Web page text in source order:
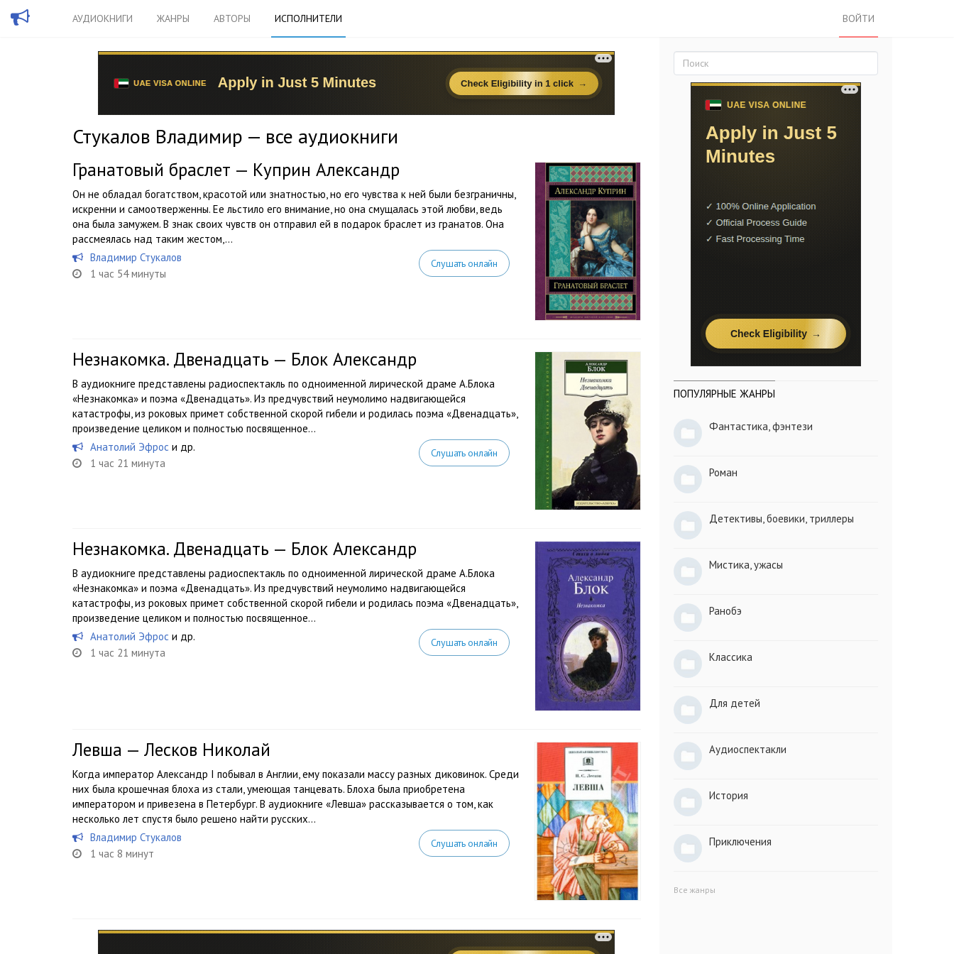
АУДИОКНИГИ ЖАНРЫ АВТОРЫ ИСПОЛНИТЕЛИ ВОЙТИ
Стукалов Владимир — все аудиокниги
Гранатовый браслет — Куприн Александр
Он не обладал богатством, красотой или знатностью, но его чувства к ней были безграничны,
искренни и самоотверженны. Ее льстило его внимание, но она смущалась этой любви, ведь
она была замужем. В знак своих чувств он отправил ей в подарок браслет из гранатов. Она
рассмеялась над таким жестом,...
Владимир Стукалов
1 час 54 минуты
Слушать онлайн
Незнакомка. Двенадцать — Блок Александр
В аудиокниге представлены радиоспектакль по одноименной лирической драме А.Блока
«Незнакомка» и поэма «Двенадцать». Из предчувствий неумолимо надвигающейся
катастрофы, из роковых примет собственной скорой гибели и родилась поэма «Двенадцать»,
произведение целиком и полностью посвященное...
Анатолий Эфрос и др.
1 час 21 минута
Слушать онлайн
Незнакомка. Двенадцать — Блок Александр
В аудиокниге представлены радиоспектакль по одноименной лирической драме А.Блока
«Незнакомка» и поэма «Двенадцать». Из предчувствий неумолимо надвигающейся
катастрофы, из роковых примет собственной скорой гибели и родилась поэма «Двенадцать»,
произведение целиком и полностью посвященное...
Анатолий Эфрос и др.
1 час 21 минута
Слушать онлайн
Левша — Лесков Николай
Когда император Александр I побывал в Англии, ему показали массу разных диковинок. Среди
них была крошечная блоха из стали, умеющая танцевать. Блоха была приобретена
императором и привезена в Петербург. В аудиокниге «Левша» рассказывается о том, как
несколько лет спустя было решено найти русских...
Владимир Стукалов
1 час 8 минут
Слушать онлайн
ПОПУЛЯРНЫЕ ЖАНРЫ
Фантастика, фэнтези
Роман
Детективы, боевики, триллеры
Мистика, ужасы
Ранобэ
Классика
Для детей
Аудиоспектакли
История
Приключения
Все жанры